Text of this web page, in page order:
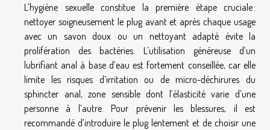
L’hygiène sexuelle constitue la première étape cruciale :
nettoyer soigneusement le plug avant et après chaque usage
avec un savon doux ou un nettoyant adapté évite la
prolifération des bactéries. L’utilisation généreuse d’un
lubrifiant anal à base d’eau est fortement conseillée, car elle
limite les risques d’irritation ou de micro-déchirures du
sphincter anal, zone sensible dont l’élasticité varie d’une
personne à l’autre. Pour prévenir les blessures, il est
recommandé d’introduire le plug lentement et de choisir une